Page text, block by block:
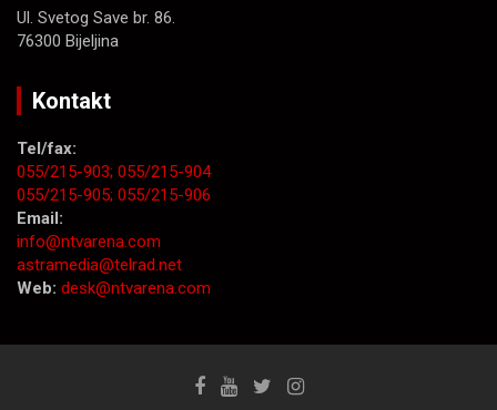
Ul. Svetog Save br. 86.
76300 Bijeljina
Kontakt
Tel/fax:
055/215-903; 055/215-904
055/215-905; 055/215-906
Email:
info@ntvarena.com
astramedia@telrad.net
Web: desk@ntvarena.com